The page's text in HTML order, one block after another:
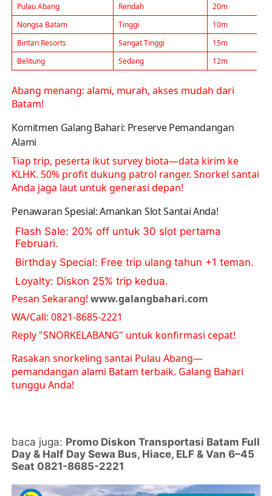
Pulau Abang
Rendah
20m
Nongsa Batam
Tinggi
10m
Bintan Resorts
Sangat Tinggi
15m
Belitung
Sedang 12m
Abang menang: alami, murah, akses mudah dari
Batam!
Komitmen Galang Bahari: Preserve Pemandangan
Alami
Tiap trip, peserta ikut survey biota—data kirim ke
KLHK. 50% profit dukung patrol ranger. Snorkel santai
Anda jaga laut untuk generasi depan!
Penawaran Spesial: Amankan Slot Santai Anda!
Flash Sale: 20% off untuk 30 slot pertama
Februari.
Birthday Special: Free trip ulang tahun +1 teman.
Loyalty: Diskon 25% trip kedua.
Pesan Sekarang!www.galangbahari.com
WA/Call: 0821-8685-2221
Reply "SNORKELABANG" untuk konfirmasi cepat!
Rasakan snorkeling santai Pulau Abang—
pemandangan alami Batam terbaik. Galang Bahari
tunggu Anda!
baca juga: Promo Diskon Transportasi Batam Full
Day & Half Day Sewa Bus, Hiace, ELF & Van 6–45
Seat 0821-8685-2221